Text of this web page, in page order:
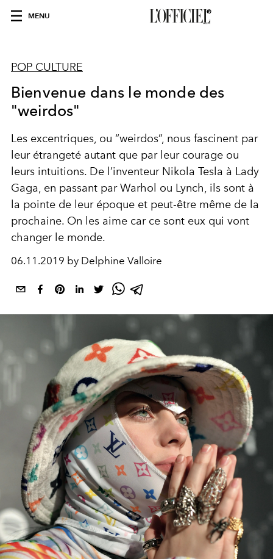
MENU
POP CULTURE
Bienvenue dans le monde des
"weirdos"
Les excentriques, ou “weirdos”, nous fascinent par
leur étrangeté autant que par leur courage ou
leurs intuitions. De l’inventeur Nikola Tesla à Lady
Gaga, en passant par Warhol ou Lynch, ils sont à
la pointe de leur époque et peut-être même de la
prochaine. On les aime car ce sont eux qui vont
changer le monde.
06.11.2019 by Delphine Valloire